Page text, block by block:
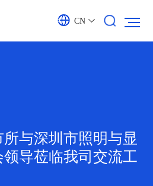
CN
与深圳市照明与显
导莅临我司交流工